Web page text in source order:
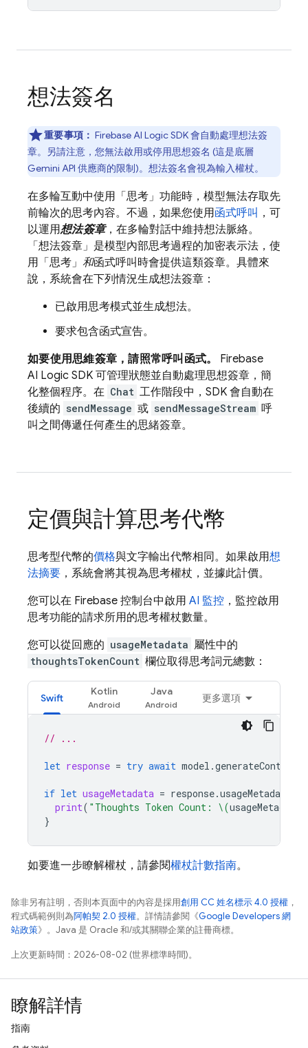
想法簽名
重要事項： Firebase AI LogicSDK 會自動處理想法簽
章。另請注意，您無法啟用或停用思想簽名 (這是底層
Gemini API 供應商的限制)。想法簽名會視為輸入權杖。
在多輪互動中使用「思考」功能時，模型無法存取先
前輪次的思考內容。不過，如果您使用函式呼叫 ，可
以運用想法簽章，在多輪對話中維持想法脈絡。
「想法簽章」是模型內部思考過程的加密表示法，使
用「思考」 和函式呼叫時會提供這類簽章。具體來
說，系統會在下列情況生成想法簽章：
已啟用思考模式並生成想法。
要求包含函式宣告。
如要使用思維簽章，請照常呼叫函式。
Firebase
AI Logic SDK 可管理狀態並自動處理思想簽章，簡
化整個程序。在 Chat 工作階段中，SDK 會自動在
後續的 sendMessage 或 sendMessageStream 呼
叫之間傳遞任何產生的思緒簽章。
定價與計算思考代幣
思考型代幣的價格與文字輸出代幣相同。如果啟用想
法摘要 ，系統會將其視為思考權杖，並據此計價。
您可以在 Firebase 控制台中啟用 AI 監控 ，監控啟用
思考功能的請求所用的思考權杖數量。
您可以從回應的 usageMetadata 屬性中的
thoughtsTokenCount 欄位取得思考詞元總數：
Swift
Kotlin Java
更多選項
// ...
let response = try await model .generateContent
if let usageMetadata = response.usageMetadata
print( "Thoughts Token Count: \(usageMetadata
}
如要進一步瞭解權杖，請參閱權杖計數指南。
除非另有註明，否則本頁面中的內容是採用創用 CC 姓名標示 4.0 授權 ，
程式碼範例則為阿帕契 2.0 授權。詳情請參閱《Google Developers 網
站政策》。Java 是 Oracle 和/或其關聯企業的註冊商標。
上次更新時間：2026-08-02 (世界標準時間)。
瞭解詳情
指南